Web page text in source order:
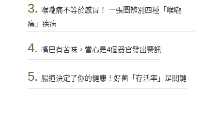
3.
喉嚨痛不等於感冒！ 一張圖辨別四種「喉嚨
痛」疾病
4. 嘴巴有苦味，當心是4個器官發出警訊
5. 腸道決定了你的健康！好菌「存活率」是關鍵